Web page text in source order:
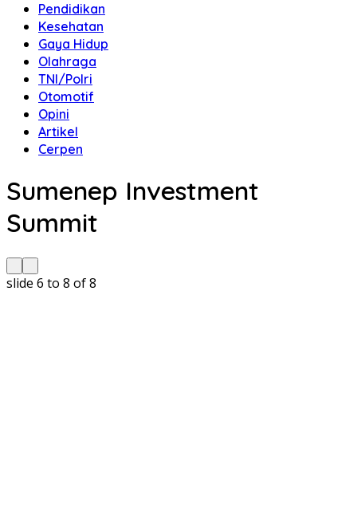
Pendidikan
Kesehatan
Gaya Hidup
Olahraga
TNI/Polri
Otomotif
Opini
Artikel
Cerpen
Sumenep Investment
Summit
slide 6 to 8 of 8